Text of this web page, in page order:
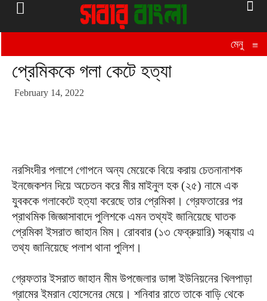
মেনু ≡
প্রেমিককে গলা কেটে হত্যা
February 14, 2022
নরসিংদীর পলাশে গোপনে অন্য মেয়েকে বিয়ে করায় চেতনানাশক
ইনজেকশন দিয়ে অচেতন করে মীর মাইনুল হক (২৫) নামে এক
যুবককে গলাকেটে হত্যা করেছে তার প্রেমিকা। গ্রেফতারের পর
প্রাথমিক জিজ্ঞাসাবাদে পুলিশকে এমন তথ্যই জানিয়েছে ঘাতক
প্রেমিকা ইসরাত জাহান মিম। রোববার (১৩ ফেব্রুয়ারি) সন্ধ্যায় এ
তথ্য জানিয়েছে পলাশ থানা পুলিশ।
গ্রেফতার ইসরাত জাহান মীম উপজেলার ডাঙ্গা ইউনিয়নের খিলপাড়া
গ্রামের ইমরান হোসেনের মেয়ে। শনিবার রাতে তাকে বাড়ি থেকে